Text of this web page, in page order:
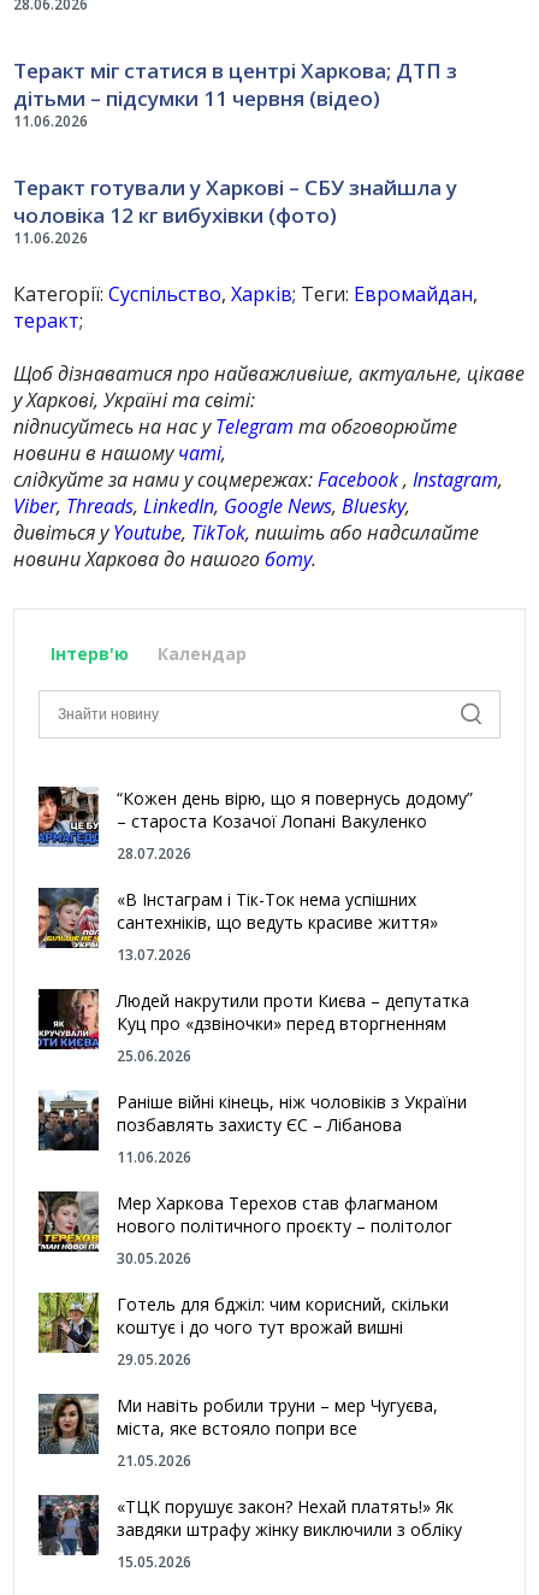
28.06.2026
11.06.2026
Теракт міг статися в центрі Харкова; ДТП з
дітьми – підсумки 11 червня (відео)
11.06.2026
Теракт готували у Харкові – СБУ знайшла у
чоловіка 12 кг вибухівки (фото)
Категорії:Суспільство,Харків; Теги: Евромайдан,
теракт;
Щоб дізнаватися про найважливіше, актуальне, цікаве
у Харкові, Україні та світі:
підписуйтесь на нас уTelegram та обговорюйте
новини в нашомучаті,
слідкуйте за нами у соцмережах:Facebook,Instagram,
Viber, Threads,LinkedIn, Google News,Bluesky,
дивіться уYoutube, TikTok, пишіть або надсилайте
новини Харкова до нашогоботу.
Інтерв'ю Календар
“Кожен день вірю, що я повернусь додому”
– староста Козачої Лопані Вакуленко
28.07.2026
«В Інстаграм і Тік-Ток нема успішних
сантехніків, що ведуть красиве життя»
13.07.2026
Людей накрутили проти Києва – депутатка
Куц про «дзвіночки» перед вторгненням
25.06.2026
Раніше війні кінець, ніж чоловіків з України
позбавлять захисту ЄС – Лібанова
11.06.2026
Мер Харкова Терехов став флагманом
нового політичного проєкту – політолог
30.05.2026
Готель для бджіл: чим корисний, скільки
коштує і до чого тут врожай вишні
29.05.2026
Ми навіть робили труни – мер Чугуєва,
міста, яке встояло попри все
21.05.2026
«ТЦК порушує закон? Нехай платять!» Як
завдяки штрафу жінку виключили з обліку
15.05.2026